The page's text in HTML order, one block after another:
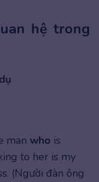
hệ trong
man who is
to her is my
(Người đàn ông